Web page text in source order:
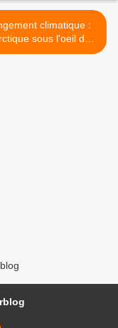
climatique :
sous l'oeil des
satellites >